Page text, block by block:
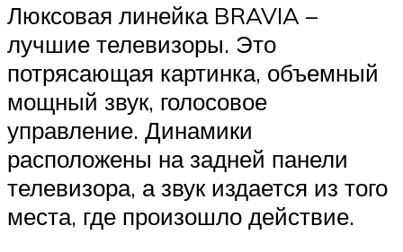
Люксовая линейка BRAVIA –
лучшие телевизоры. Это
потрясающая картинка, объемный
мощный звук, голосовое
управление. Динамики
расположены на задней панели
телевизора, а звук издается из того
места, где произошло действие.